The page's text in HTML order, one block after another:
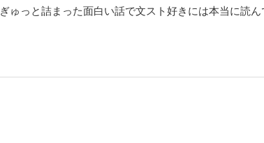
ゅっと詰まった面白い話で文スト好きには本当に読ん